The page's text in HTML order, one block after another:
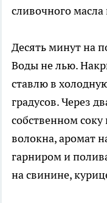
сливочного масла
Десять минут на
Воды не лью.
ставлю в
градусов. Через
собственном соку
волокна, аромат
гарниром и
на свинине,